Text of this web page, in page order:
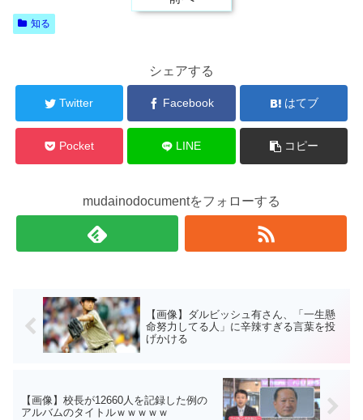
知る
シェアする
Twitter Facebook はてブ
Pocket LINE コピー
mudainodocumentをフォローする
【画像】ダルビッシュ有さん、「一生懸
命努力してる人」に辛辣すぎる言葉を投
げかける
【画像】校長が12660人を記録した例の
アルバムのタイトルｗｗｗｗｗ